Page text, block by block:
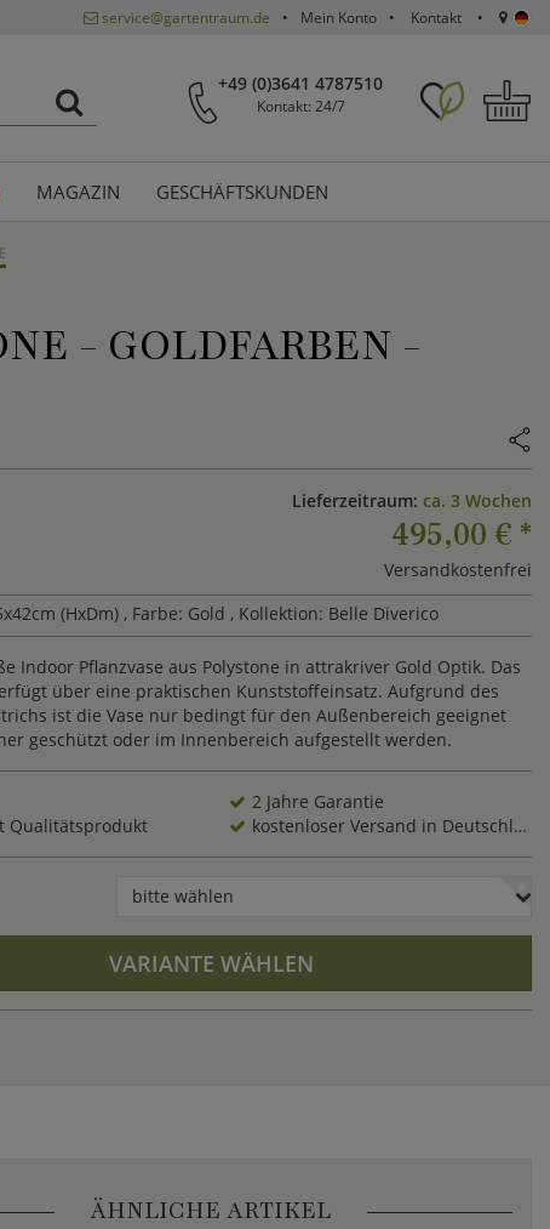
service@gartentraum.de Mein Konto Kontakt
+49 (0)3641 4787510
Kontakt: 24/7
MAGAZIN GESCHÄFTSKUNDEN
- GOLDFARBEN -
Lieferzeitraum: ca. 3 Wochen
495,00 € *
Versandkostenfrei
(HxDm) , Farbe: Gold , Kollektion: Belle Diverico
Indoor Pflanzvase aus Polystone in attrakriver Gold Optik. Das
über eine praktischen Kunststoffeinsatz. Aufgrund des
ist die Vase nur bedingt für den Außenbereich geeignet
geschützt oder im Innenbereich aufgestellt werden.
2 Jahre Garantie
Qualitätsprodukt
kostenloser Versand in Deutschland
bitte wählen
VARIANTE WÄHLEN
ÄHNLICHE ARTIKEL